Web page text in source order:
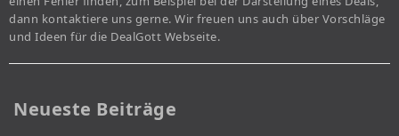
dann kontaktiere uns gerne. Wir freuen uns auch über Vorschläge
und Ideen für die DealGott Webseite.
Neueste Beiträge